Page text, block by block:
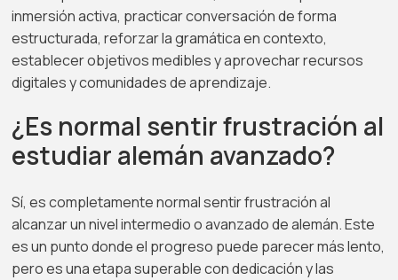
inmersión activa, practicar conversación de forma
estructurada, reforzar la gramática en contexto,
establecer objetivos medibles y aprovechar recursos
digitales y comunidades de aprendizaje.
¿Es normal sentir frustración al
estudiar alemán avanzado?
Sí, es completamente normal sentir frustración al
alcanzar un nivel intermedio o avanzado de alemán. Este
es un punto donde el progreso puede parecer más lento,
pero es una etapa superable con dedicación y las